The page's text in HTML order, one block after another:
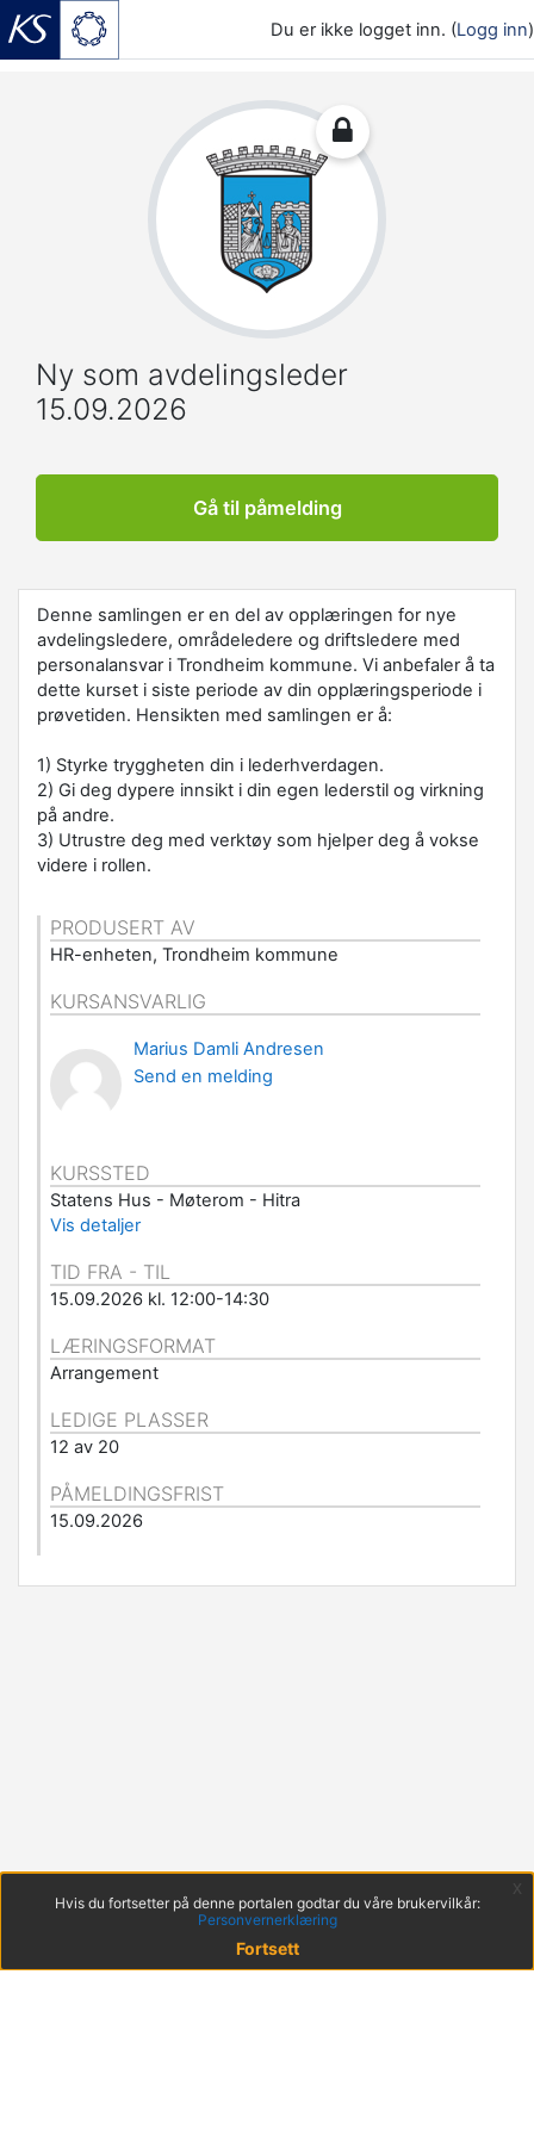
Du er ikke logget inn. (Logg inn)
Ny som avdelingsleder
15.09.2026
Gå til påmelding
Denne samlingen er en del av opplæringen for nye
avdelingsledere, områdeledere og driftsledere med
personalansvar i Trondheim kommune. Vi anbefaler å ta
dette kurset i siste periode av din opplæringsperiode i
prøvetiden. Hensikten med samlingen er å:
1) Styrke tryggheten din i lederhverdagen.
2) Gi deg dypere innsikt i din egen lederstil og virkning
på andre.
3) Utrustre deg med verktøy som hjelper deg å vokse
videre i rollen.
PRODUSERT AV
HR-enheten, Trondheim kommune
KURSANSVARLIG
Marius Damli Andresen
Send en melding
KURSSTED
Statens Hus - Møterom - Hitra
Vis detaljer
TID FRA - TIL
15.09.2026 kl. 12:00-14:30
LÆRINGSFORMAT
Arrangement
LEDIGE PLASSER
12 av 20
PÅMELDINGSFRIST
15.09.2026
Hvis du fortsetter på denne portalen godtar du våre brukervilkår:
Personvernerklæring
Fortsett
x